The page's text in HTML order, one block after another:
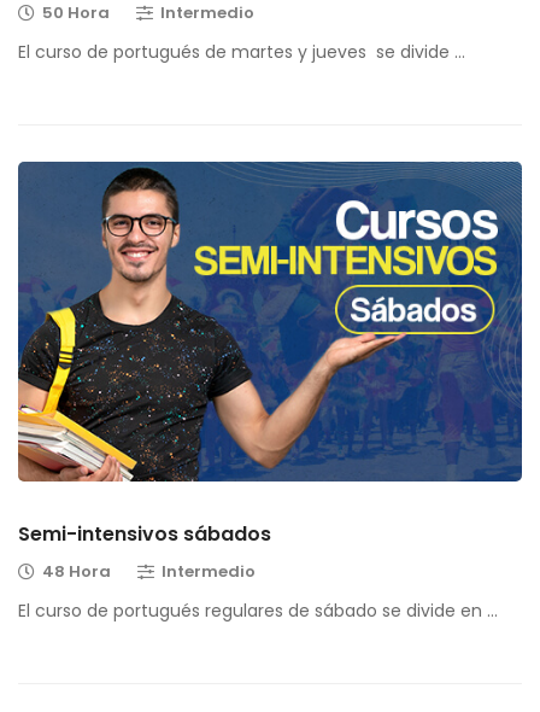
50 Hora Intermedio
El curso de portugués de martes y jueves se divide …
Semi-intensivos sábados
48 Hora Intermedio
El curso de portugués regulares de sábado se divide en …